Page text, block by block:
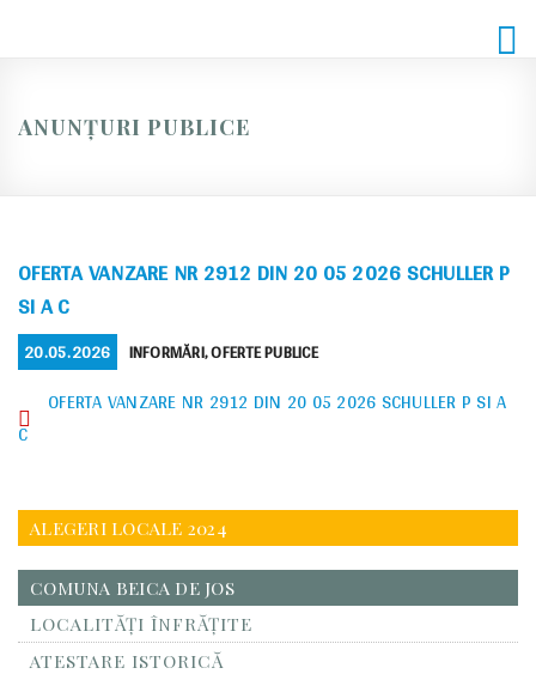
ANUNȚURI PUBLICE
OFERTA VANZARE NR 2912 DIN 20 05 2026 SCHULLER P
SI A C
POSTED
ON
20.05.2026 CATEGORIES
INFORMĂRI,OFERTE PUBLICE
OFERTA VANZARE NR 2912 DIN 20 05 2026 SCHULLER P SI A
C
ALEGERI LOCALE 2024
COMUNA BEICA DE JOS
LOCALITĂŢI ÎNFRĂŢITE
ATESTARE ISTORICĂ